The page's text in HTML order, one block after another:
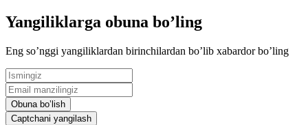
Yangiliklarga obuna boʼling
Eng soʼnggi yangiliklardan birinchilardan boʼlib xabardor boʼling
Obuna boʼlish
Captchani yangilash